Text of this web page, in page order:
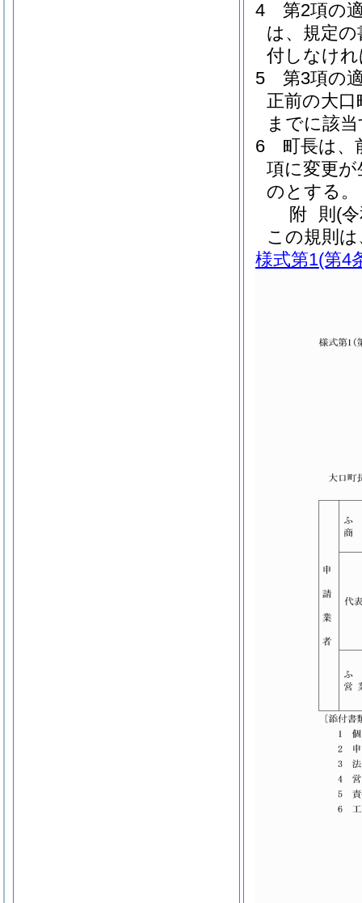
4
第2項の
は、規定
付しなけ
5
第3項の
正前の大口
までに該
6
町長は、
項に変更
のとする。
附 則 (
この規則
様式第1(第4